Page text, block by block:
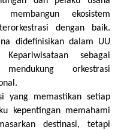
ekosistem
dengan baik.
didefinisikan dalam UU
sebagai
orkestrasi
yang memastikan setiap
kepentingan memahami
destinasi, tetapi